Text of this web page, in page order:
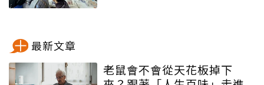
最新文章
老鼠會不會從天花板掉下